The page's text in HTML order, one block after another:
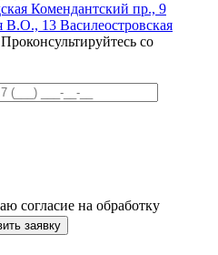
Комендантский пр., 9
В.О., 13 Василеостровская
со
согласие на обработку